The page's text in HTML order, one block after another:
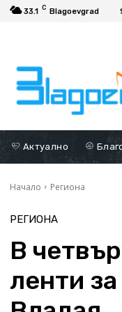
33.1 C Blagoevgrad
Актуално
Начало Региона
РЕГИОНА
В
ленти